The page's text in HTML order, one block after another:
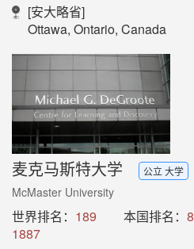
[安大略省]
Ottawa, Ontario, Canada
麦克马斯特大学 公立 大学
McMaster University
世界排名： 189 本国排名： 8
1887